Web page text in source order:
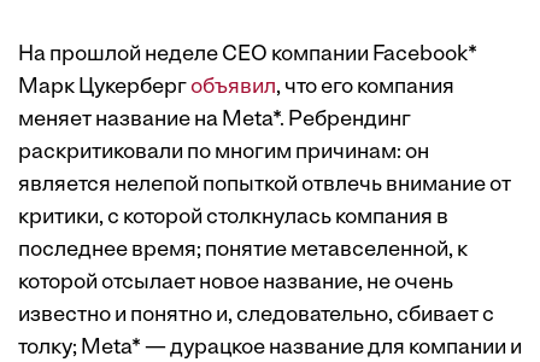
На прошлой неделе CEO компании Facebook*
Марк Цукербергобъявил, что его компания
меняет название на Meta*. Ребрендинг
раскритиковали по многим причинам: он
является нелепой попыткой отвлечь внимание от
критики, с которой столкнулась компания в
последнее время; понятие метавселенной, к
которой отсылает новое название, не очень
известно и понятно и, следовательно, сбивает с
толку; Meta* — дурацкое название для компании и